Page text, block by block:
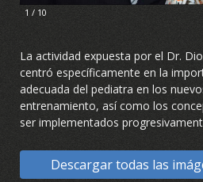
1 / 10
La actividad expuesta por el Dr.
centró específicamente en la
adecuada del pediatra en los
entrenamiento, así como los
ser implementados
Descargar todas las